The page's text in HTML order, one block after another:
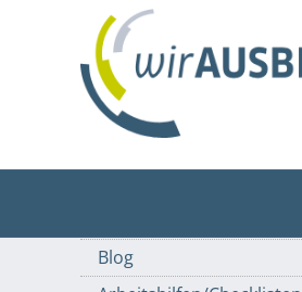
Blog